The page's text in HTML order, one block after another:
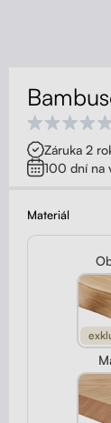
Stojany
Skrinky
Opierky
Záruka 2
100 dní na
Materiál